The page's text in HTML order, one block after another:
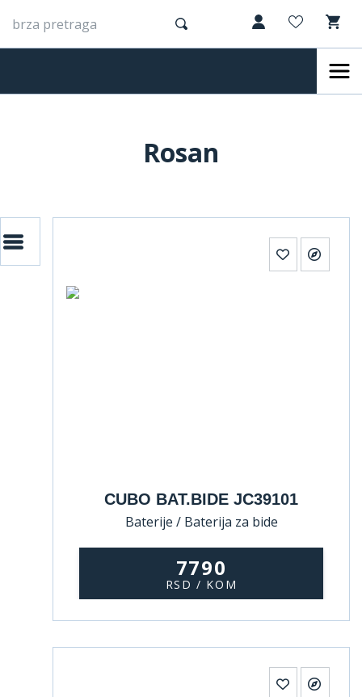
Rosan
CUBO BAT.BIDE JC39101
Baterije / Baterija za bide
7790
RSD / KOM